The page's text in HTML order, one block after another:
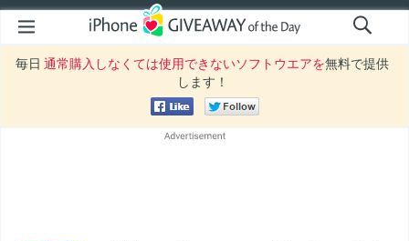
毎日 通常購入しなくては使用できないソフトウエアを無料で提供
します！